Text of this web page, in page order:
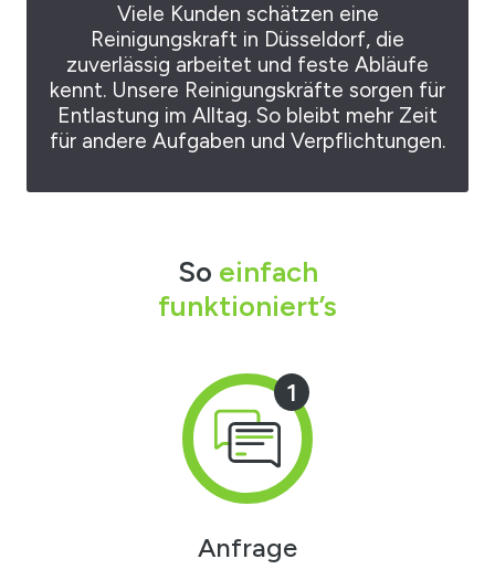
Viele Kunden schätzen eine
Reinigungskraft in Düsseldorf, die
zuverlässig arbeitet und feste Abläufe
kennt. Unsere Reinigungskräfte sorgen für
Entlastung im Alltag. So bleibt mehr Zeit
für andere Aufgaben und Verpflichtungen.
So einfach
funktioniert’s
1
Anfrage